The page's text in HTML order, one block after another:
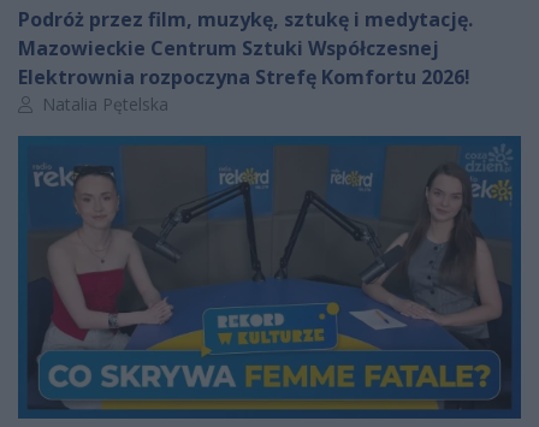
Podróż przez film, muzykę, sztukę i medytację.
Mazowieckie Centrum Sztuki Współczesnej
Elektrownia rozpoczyna Strefę Komfortu 2026!
Autor artykułu:
Natalia Pętelska